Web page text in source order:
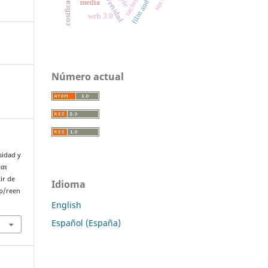
y
de
reen
media
web 3.0
Número actual
Idioma
English
Español (España)